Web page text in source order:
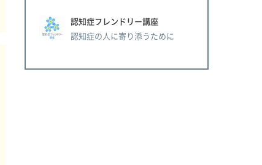
認知症フレンドリー講座
認知症の人に寄り添うために